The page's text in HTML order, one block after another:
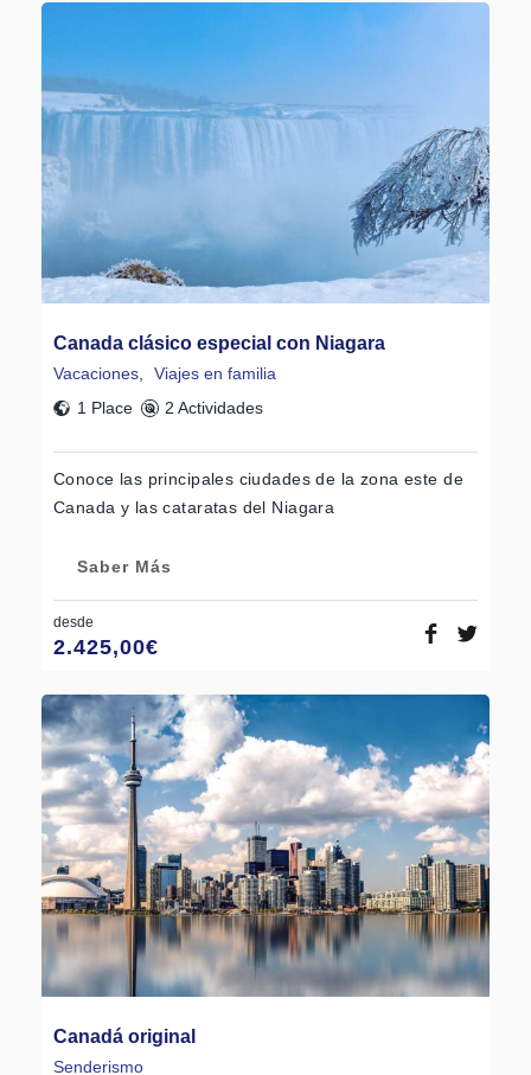
Canada clásico especial con Niagara
Vacaciones
Viajes en familia
1 Place
2 Actividades
Conoce las principales ciudades de la zona este de
Canada y las cataratas del Niagara
Saber Más
desde
2.425,00€
Canadá original
Senderismo